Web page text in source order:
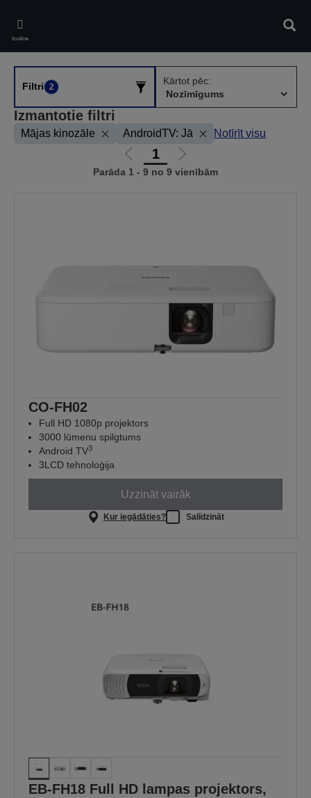
main
content
Izvēlne
Filtri 2
Kārtot pēc:
Izmantotie filtri
Mājas kinozāle AndroidTV: Jā Notīrīt visu
Iet
uz
1
Iet
uz
Parāda 1 - 9 no 9 vienībām
CO-FH02
Full HD 1080p projektors
3000 lūmenu spilgtums
Android TV3
3LCD tehnoloģija
Uzzināt vairāk
Kur iegādāties? Salīdzināt
EB-FH18 Full HD lampas projektors,